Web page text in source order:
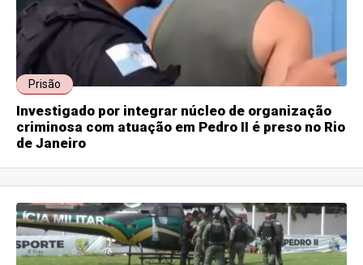
Prisão
Investigado por integrar núcleo de organização
criminosa com atuação em Pedro II é preso no Rio
de Janeiro